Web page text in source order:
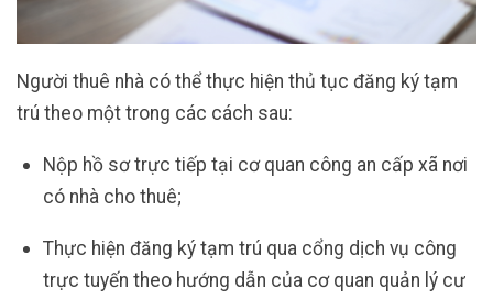
Người thuê nhà có thể thực hiện thủ tục đăng ký tạm
trú theo một trong các cách sau:
Nộp hồ sơ trực tiếp tại cơ quan công an cấp xã nơi
có nhà cho thuê;
Thực hiện đăng ký tạm trú qua cổng dịch vụ công
trực tuyến theo hướng dẫn của cơ quan quản lý cư